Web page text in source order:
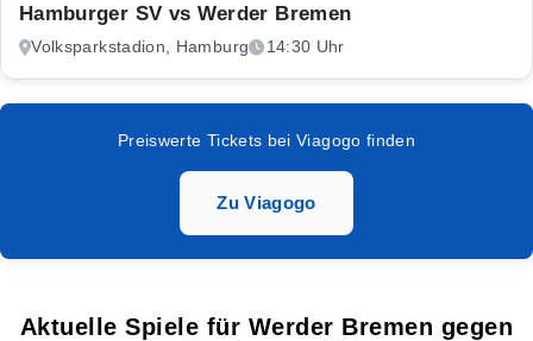
Hamburger SV vs Werder Bremen
Volksparkstadion, Hamburg 14:30 Uhr
Preiswerte Tickets bei Viagogo finden
Zu Viagogo
Aktuelle Spiele für Werder Bremen gegen